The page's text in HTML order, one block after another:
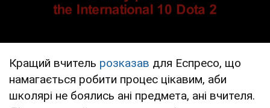
Кращий вчитель розказав для Еспресо, що
намагається робити процес цікавим, аби
школярі не боялись ані предмета, ані вчителя.